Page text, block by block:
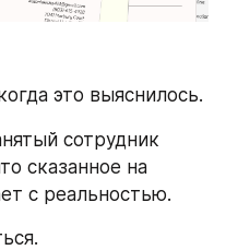
это выяснилось.
сотрудник
сказанное на
с реальностью.